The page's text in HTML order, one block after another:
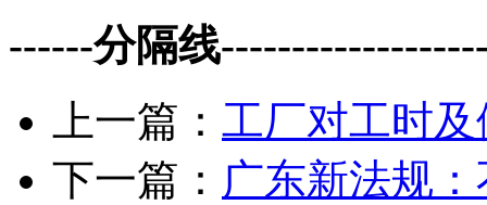
------分隔线
上一篇： 工厂对工时
下一篇： 广东新法规